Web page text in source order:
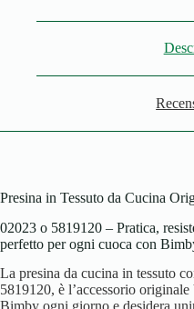
Presina in Tessuto da Cucina
02023 o 5819120 – Pratica,
perfetto per ogni cuoca con
La presina da cucina in tessuto
5819120, è l’accessorio